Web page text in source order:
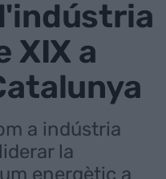
XIX a
a indústria
la
energètic a